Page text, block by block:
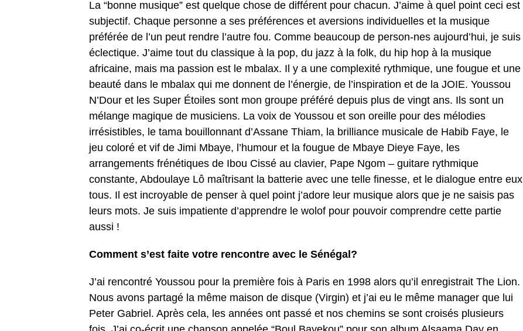
La “bonne musique” est quelque chose de différent pour chacun. J’aime à quel point ceci est
subjectif. Chaque personne a ses préférences et aversions individuelles et la musique
préférée de l’un peut rendre l’autre fou. Comme beaucoup de person-nes aujourd’hui, je suis
éclectique. J’aime tout du classique à la pop, du jazz à la folk, du hip hop à la musique
africaine, mais ma passion est le mbalax. Il y a une complexité rythmique, une fougue et une
beauté dans le mbalax qui me donnent de l’énergie, de l’inspiration et de la JOIE. Youssou
N’Dour et les Super Étoiles sont mon groupe préféré depuis plus de vingt ans. Ils sont un
mélange magique de musiciens. La voix de Youssou et son oreille pour des mélodies
irrésistibles, le tama bouillonnant d’Assane Thiam, la brilliance musicale de Habib Faye, le
jeu coloré et vif de Jimi Mbaye, l’humour et la fougue de Mbaye Dieye Faye, les
arrangements frénétiques de Ibou Cissé au clavier, Pape Ngom – guitare rythmique
constante, Abdoulaye Lô maîtrisant la batterie avec une telle finesse, et le dialogue entre eux
tous. Il est incroyable de penser à quel point j’adore leur musique alors que je ne saisis pas
leurs mots. Je suis impatiente d’apprendre le wolof pour pouvoir comprendre cette partie
aussi !
Comment s’est faite votre rencontre avec le Sénégal?
J’ai rencontré Youssou pour la première fois à Paris en 1998 alors qu’il enregistrait The Lion.
Nous avons partagé la même maison de disque (Virgin) et j’ai eu le même manager que lui
Peter Gabriel. Après cela, les années ont passé et nos chemins se sont croisés plusieurs